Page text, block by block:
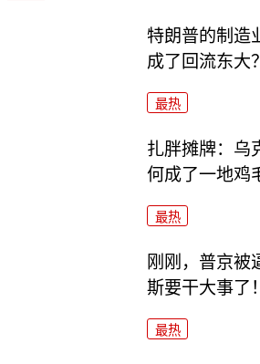
特朗普的制造
成了回流东大？
最热
扎胖摊牌：乌
何成了一地鸡
最热
刚刚，普京被
斯要干大事了！
最热